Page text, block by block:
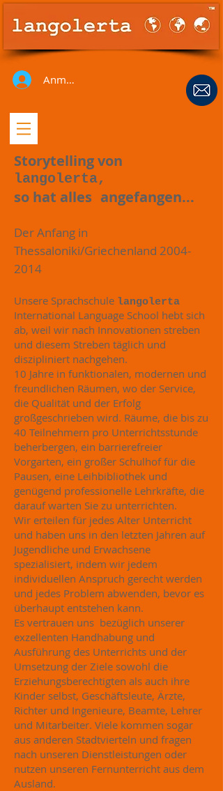
Anmelden
Storytelling von
langolerta,
so hat alles angefangen...
Der Anfang in
Thessaloniki/Griechenland 2004-
2014
Unsere Sprachschule langolerta
International Language School hebt sich
ab, weil wir nach Innovationen streben
und diesem Streben täglich und
diszipliniert nachgehen.
10 Jahre in funktionalen, modernen und
freundlichen Räumen, wo der Service,
die Qualität und der Erfolg
großgeschrieben wird. Räume, die bis zu
40 Teilnehmern pro Unterrichtsstunde
beherbergen, ein barrierefreier
Vorgarten, ein großer Schulhof für die
Pausen, eine Leihbibliothek und
genügend professionelle Lehrkräfte, die
darauf warten Sie zu unterrichten.
Wir erteilen für jedes Alter Unterricht
und haben uns in den letzten Jahren auf
Jugendliche und Erwachsene
spezialisiert, indem wir jedem
individuellen Anspruch gerecht werden
und jedes Problem abwenden, bevor es
überhaupt entstehen kann.
Es vertrauen uns bezüglich unserer
exzellenten Handhabung und
Ausführung des Unterrichts und der
Umsetzung der Ziele sowohl die
Erziehungsberechtigten als auch ihre
Kinder selbst, Geschäftsleute, Ärzte,
Richter und Ingenieure, Beamte, Lehrer
und Mitarbeiter. Viele kommen sogar
aus anderen Stadtvierteln und fragen
nach unseren Dienstleistungen oder
nutzen unseren Fernunterricht aus dem
Ausland.